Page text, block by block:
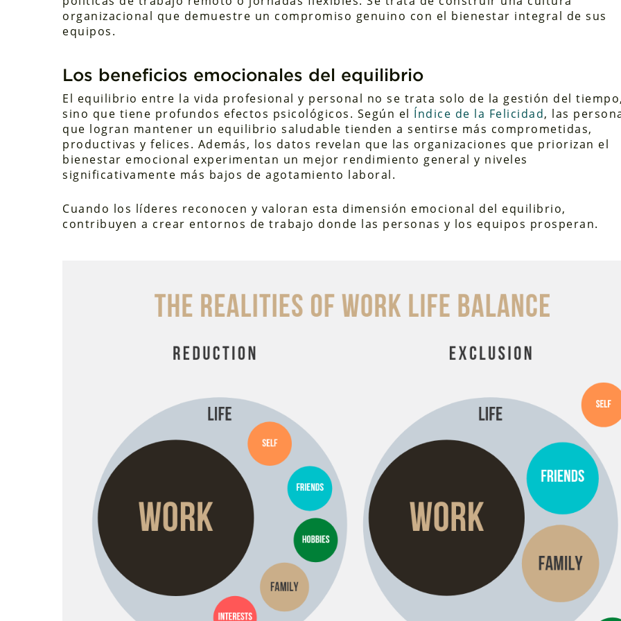
organizacional que demuestre un compromiso genuino con el bienestar integral de sus
equipos.
Los beneficios emocionales del equilibrio
El equilibrio entre la vida profesional y personal no se trata solo de la gestión del
sino que tiene profundos efectos psicológicos. Según el Índice de la Felicidad, las
que logran mantener un equilibrio saludable tienden a sentirse más comprometidas,
productivas y felices. Además, los datos revelan que las organizaciones que priorizan el
bienestar emocional experimentan un mejor rendimiento general y niveles
significativamente más bajos de agotamiento laboral.
Cuando los líderes reconocen y valoran esta dimensión emocional del equilibrio,
contribuyen a crear entornos de trabajo donde las personas y los equipos prosperan.